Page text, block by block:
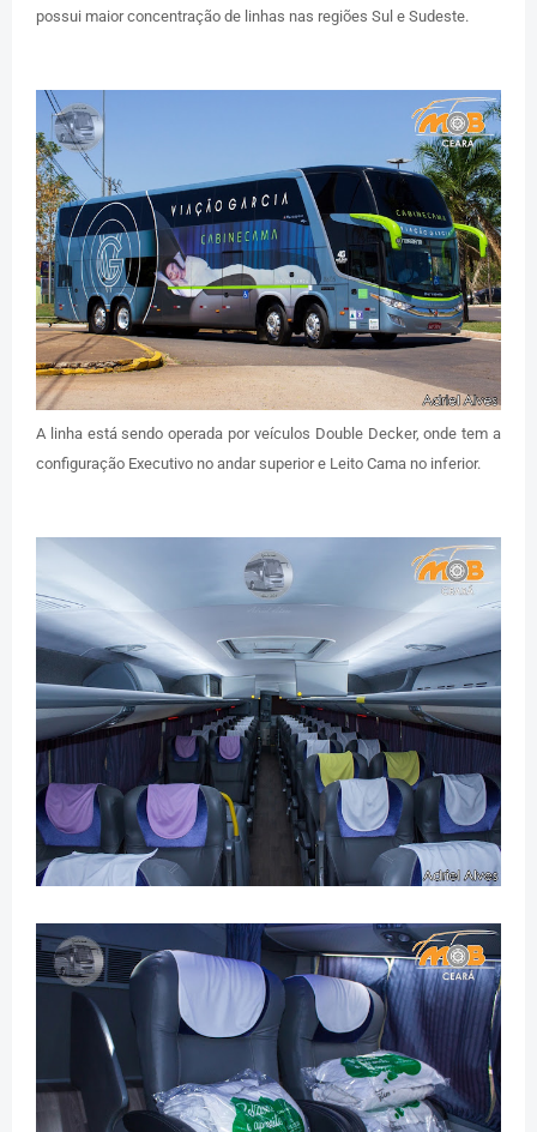
possui maior concentração de linhas nas regiões Sul e Sudeste.
A linha está sendo operada por veículos Double Decker, onde tem a
configuração Executivo no andar superior e Leito Cama no inferior.